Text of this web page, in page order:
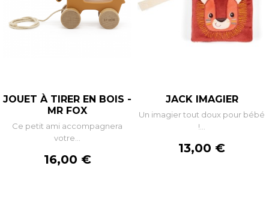
JOUET À TIRER EN BOIS -
MR FOX
Ce petit ami accompagnera
votre...
Prix
16,00 €
JACK IMAGIER
Un imagier tout doux pour bébé
!...
Prix
13,00 €